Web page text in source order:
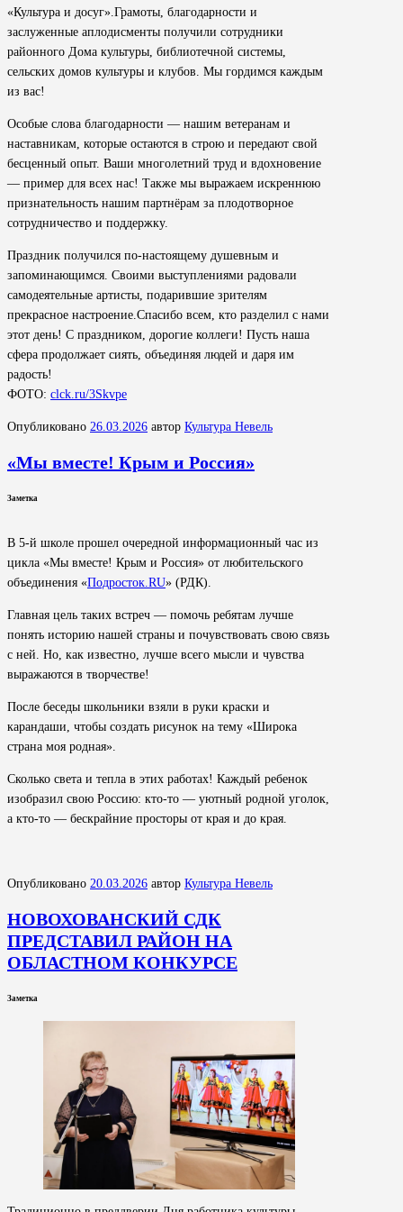
«Культура и досуг».Грамоты, благодарности и
заслуженные аплодисменты получили сотрудники
районного Дома культуры, библиотечной системы,
сельских домов культуры и клубов. Мы гордимся каждым
из вас!
Особые слова благодарности — нашим ветеранам и
наставникам, которые остаются в строю и передают свой
бесценный опыт. Ваши многолетний труд и вдохновение
— пример для всех нас! Также мы выражаем искреннюю
признательность нашим партнёрам за плодотворное
сотрудничество и поддержку.
Праздник получился по-настоящему душевным и
запоминающимся. Своими выступлениями радовали
самодеятельные артисты, подарившие зрителям
прекрасное настроение.Спасибо всем, кто разделил с нами
этот день! С праздником, дорогие коллеги! Пусть наша
сфера продолжает сиять, объединяя людей и даря им
радость!
ФОТО: clck.ru/3Skvpe
Опубликовано 26.03.2026 автор Культура Невель
«Мы вместе! Крым и Россия»
Заметка
В 5-й школе прошел очередной информационный час из
цикла «Мы вместе! Крым и Россия» от любительского
объединения «Подросток.RU» (РДК).
⁣Главная цель таких встреч — помочь ребятам лучше
понять историю нашей страны и почувствовать свою связь
с ней. Но, как известно, лучше всего мысли и чувства
выражаются в творчестве!
⁣После беседы школьники взяли в руки краски и
карандаши, чтобы создать рисунок на тему «Широка
страна моя родная».
Сколько света и тепла в этих работах! Каждый ребенок
изобразил свою Россию: кто-то — уютный родной уголок,
а кто-то — бескрайние просторы от края и до края.
Опубликовано 20.03.2026 автор Культура Невель
НОВОХОВАНСКИЙ СДК
ПРЕДСТАВИЛ РАЙОН НА
ОБЛАСТНОМ КОНКУРСЕ
Заметка